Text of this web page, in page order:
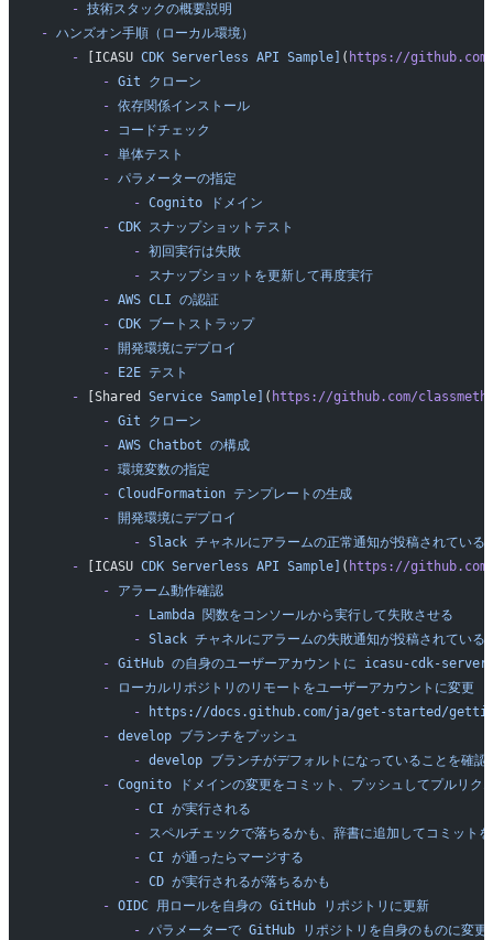
    -
技術スタックの概要説明
- ハンズオン手順（ローカル環境）
    -
[ICASU CDK Serverless API Sample] ( https://
        -
Git クローン
        -
依存関係インストール
        -
コードチェック
        -
単体テスト
        -
パラメーターの指定
            -
Cognito ドメイン
        -
CDK スナップショットテスト
            -
初回実行は失敗
            -
スナップショットを更新して再度実行
        -
AWS CLI の認証
        -
CDK ブートストラップ
        -
開発環境にデプロイ
        -
E2E テスト
    -
[Shared Service Sample] ( https://github.com/
        -
Git クローン
        -
AWS Chatbot の構成
        -
環境変数の指定
        -
CloudFormation テンプレートの生成
        -
開発環境にデプロイ
            -
Slack チャネルにアラームの正常通知が投稿されている
    -
[ICASU CDK Serverless API Sample] ( https://
        -
アラーム動作確認
            -
Lambda 関数をコンソールから実行して失敗させる
            -
Slack チャネルにアラームの失敗通知が投稿されている
        -
GitHub の自身のユーザーアカウントに icasu-cdk-
        -
ローカルリポジトリのリモートをユーザーアカウントに変更
            -
https://docs.github.com/ja/get-started/
        -
develop ブランチをプッシュ
            -
develop ブランチがデフォルトになっていることを確認
        -
Cognito ドメインの変更をコミット、プッシュしてプルリク
            -
CI が実行される
            -
スペルチェックで落ちるかも、辞書に追加してコミット
            -
CI が通ったらマージする
            -
CD が実行されるが落ちるかも
        -
OIDC 用ロールを自身の GitHub リポジトリに更新
            -
パラメーターで GitHub リポジトリを自身のものに変更